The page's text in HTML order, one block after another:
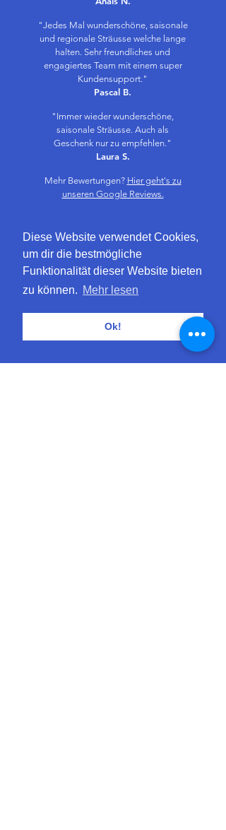
Diese Website verwendet Cookies,
um dir die bestmögliche
Funktionalität dieser Website bieten
zu können. Mehr lesen
Ok!
"Jedes Mal wunderschöne, saisonale
und regionale Sträusse welche lange
halten. Sehr freundliches und
engagiertes Team mit einem super
Kundensupport."
Pascal B.
"Immer wieder wunderschöne,
saisonale Sträusse. Auch als
Geschenk nur zu empfehlen."
Laura S.
Mehr Bewertungen? Hier geht's zu
unseren Google Reviews.